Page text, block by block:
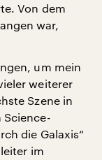
Von dem
war,
um mein
weiterer
Szene in
Science-
die Galaxis“
im